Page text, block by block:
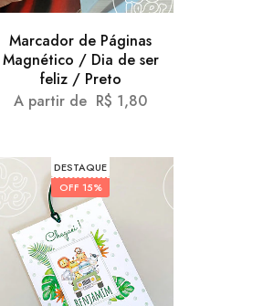
Marcador de Páginas
Magnético / Dia de ser
feliz / Preto
A partir de R$ 1,80
DESTAQUE
OFF 15%